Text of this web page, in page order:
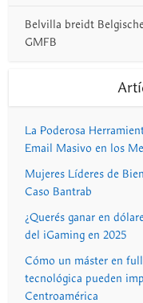
Belvilla breidt
GMFB
La Poderosa
Email Masivo en los
Mujeres Líderes de
Caso Bantrab
¿Querés ganar en
del iGaming en 2025
Cómo un máster en
tecnológica pueden
Centroamérica